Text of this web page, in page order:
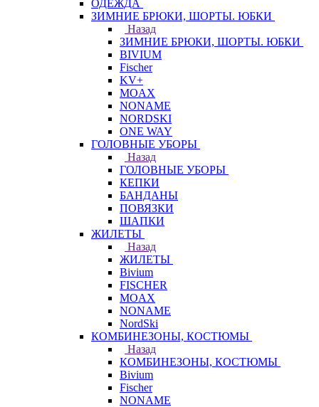
ОДЕЖДА
ЗИМНИЕ БРЮКИ, ШОРТЫ. ЮБКИ
Назад
ЗИМНИЕ БРЮКИ, ШОРТЫ. ЮБКИ
BIVIUM
Fischer
KV+
MOAX
NONAME
NORDSKI
ONE WAY
ГОЛОВНЫЕ УБОРЫ
Назад
ГОЛОВНЫЕ УБОРЫ
КЕПКИ
БАНДАНЫ
ПОВЯЗКИ
ШАПКИ
ЖИЛЕТЫ
Назад
ЖИЛЕТЫ
Bivium
FISCHER
MOAX
NONAME
NordSki
КОМБИНЕЗОНЫ, КОСТЮМЫ
Назад
КОМБИНЕЗОНЫ, КОСТЮМЫ
Bivium
Fischer
NONAME